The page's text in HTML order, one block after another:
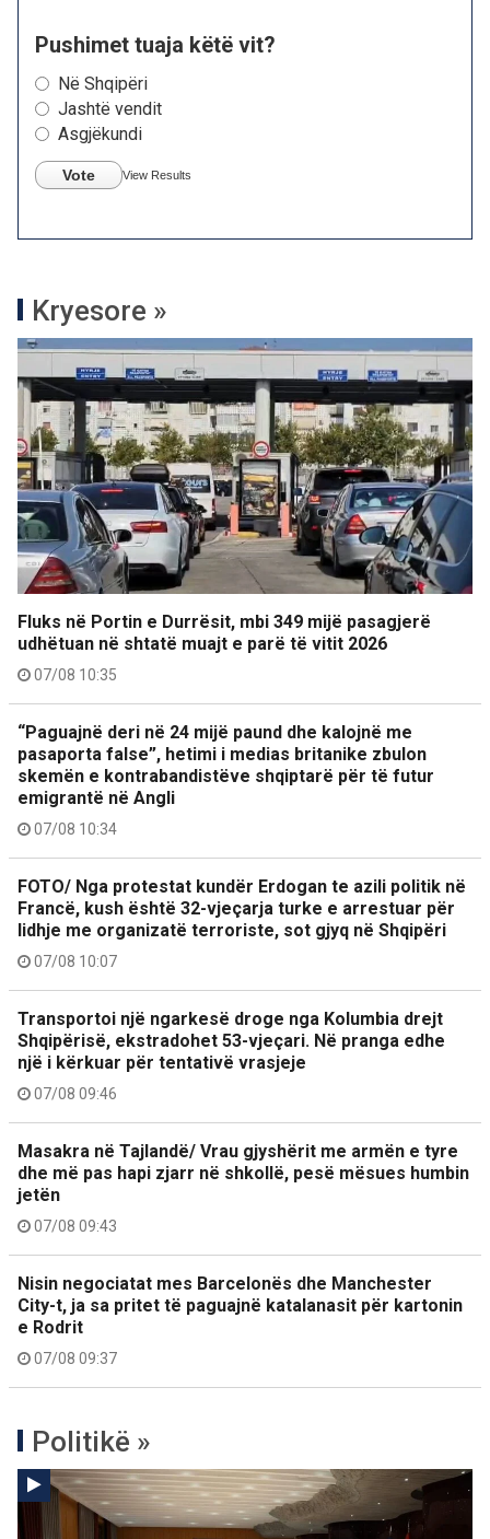
Pushimet tuaja këtë vit?
Në Shqipëri
Jashtë vendit
Asgjëkundi
Vote View Results
Kryesore »
Fluks në Portin e Durrësit, mbi 349 mijë pasagjerë
udhëtuan në shtatë muajt e parë të vitit 2026
07/08 10:35
“Paguajnë deri në 24 mijë paund dhe kalojnë me
pasaporta false”, hetimi i medias britanike zbulon
skemën e kontrabandistëve shqiptarë për të futur
emigrantë në Angli
07/08 10:34
FOTO/ Nga protestat kundër Erdogan te azili politik në
Francë, kush është 32-vjeçarja turke e arrestuar për
lidhje me organizatë terroriste, sot gjyq në Shqipëri
07/08 10:07
Transportoi një ngarkesë droge nga Kolumbia drejt
Shqipërisë, ekstradohet 53-vjeçari. Në pranga edhe
një i kërkuar për tentativë vrasjeje
07/08 09:46
Masakra në Tajlandë/ Vrau gjyshërit me armën e tyre
dhe më pas hapi zjarr në shkollë, pesë mësues humbin
jetën
07/08 09:43
Nisin negociatat mes Barcelonës dhe Manchester
City-t, ja sa pritet të paguajnë katalanasit për kartonin
e Rodrit
07/08 09:37
Politikë »